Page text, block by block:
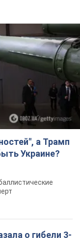
а Трамп
Украине?
о гибели 3-
в результате
Видео и фото
над базой, где
Tagesschau